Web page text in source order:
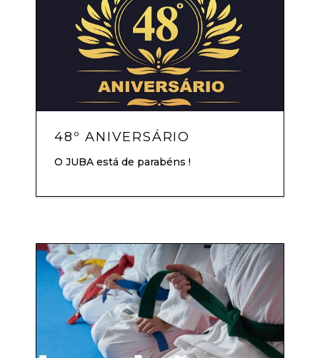
48º ANIVERSÁRIO
O JUBA está de parabéns !